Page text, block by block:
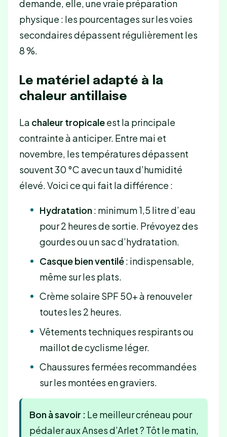
demande, elle, une vraie préparation
physique : les pourcentages sur les voies
secondaires dépassent régulièrement les
8 %.
Le matériel adapté à la
chaleur antillaise
La chaleur tropicaleest la principale
contrainte à anticiper. Entre mai et
novembre, les températures dépassent
souvent 30 °C avec un taux d’humidité
élevé. Voici ce qui fait la différence :
Hydratation: minimum 1,5 litre d’eau
pour 2 heures de sortie. Prévoyez des
gourdes ou un sac d’hydratation.
Casque bien ventilé: indispensable,
même sur les plats.
Crème solaire SPF 50+ à renouveler
toutes les 2 heures.
Vêtements techniques respirants ou
maillot de cyclisme léger.
Chaussures fermées recommandées
sur les montées en graviers.
Bon à savoir : Le meilleur créneau pour
pédaler aux Anses d’Arlet ? Tôt le matin,